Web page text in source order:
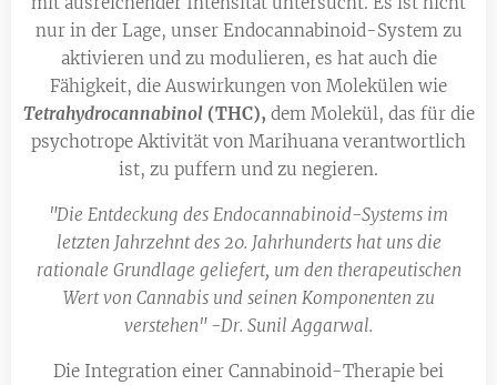
nur in der Lage, unser Endocannabinoid-System zu
aktivieren und zu modulieren, es hat auch die
Fähigkeit, die Auswirkungen von Molekülen wie
Tetrahydrocannabinol(THC), dem Molekül, das für die
psychotrope Aktivität von Marihuana verantwortlich
ist, zu puffern und zu negieren.
"Die Entdeckung des Endocannabinoid-Systems im
letzten Jahrzehnt des 20. Jahrhunderts hat uns die
rationale Grundlage geliefert, um den therapeutischen
Wert von Cannabis und seinen Komponenten zu
verstehen" -Dr. Sunil Aggarwal.
Die Integration einer Cannabinoid-Therapie bei